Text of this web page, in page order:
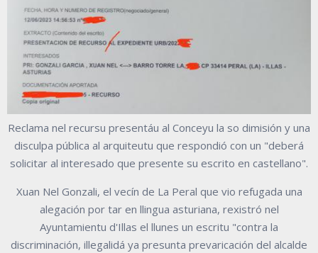
Reclama nel recursu presentáu al Conceyu la so dimisión y una
disculpa pública al arquiteutu que respondió con un "deberá
solicitar al interesado que presente su escrito en castellano".
Xuan Nel Gonzali, el vecín de La Peral que vio refugada una
alegación por tar en llingua asturiana, rexistró nel
Ayuntamientu d'Illas el llunes un escritu "contra la
discriminación, illegalidá ya presunta prevaricación del alcalde